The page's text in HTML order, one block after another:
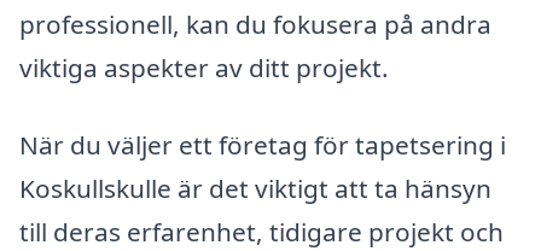
professionell, kan du fokusera på andra
viktiga aspekter av ditt projekt.
När du väljer ett företag för tapetsering i
Koskullskulle är det viktigt att ta hänsyn
till deras erfarenhet, tidigare projekt och